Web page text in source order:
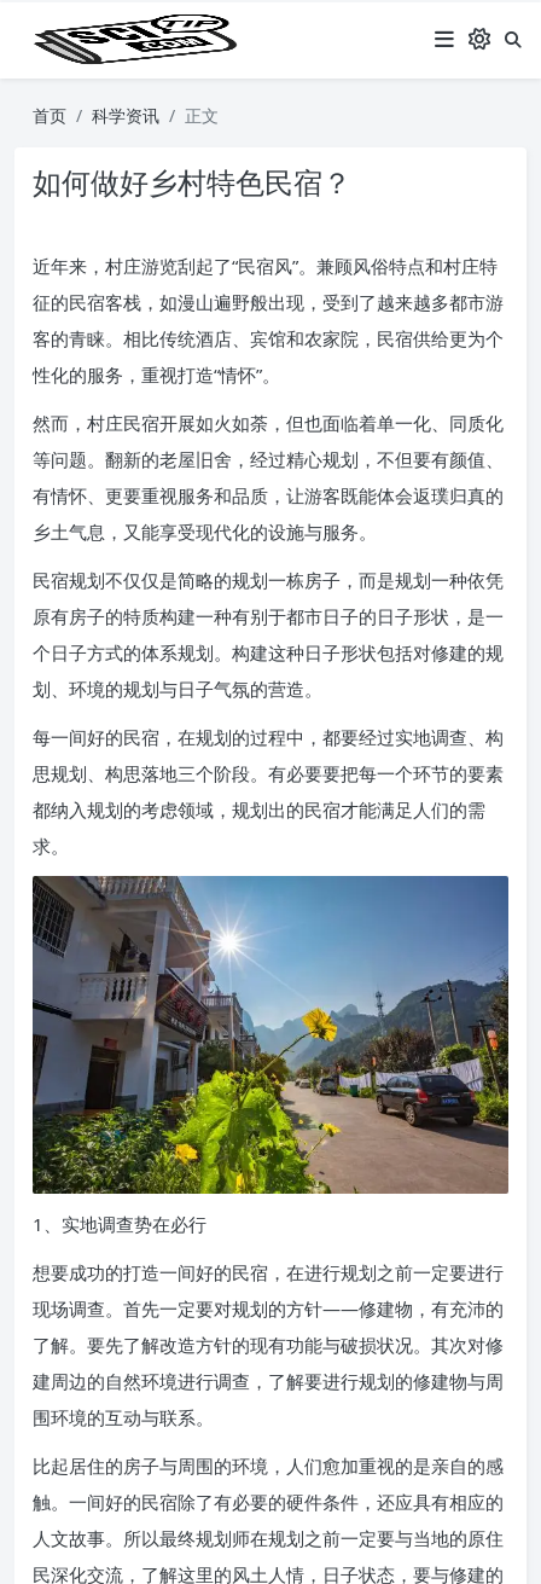
首页 科学资讯 正文
如何做好乡村特色民宿？
近年来，村庄游览刮起了“民宿风”。兼顾风俗特点和村庄特
征的民宿客栈，如漫山遍野般出现，受到了越来越多都市游
客的青睐。相比传统酒店、宾馆和农家院，民宿供给更为个
性化的服务，重视打造“情怀”。
然而，村庄民宿开展如火如荼，但也面临着单一化、同质化
等问题。翻新的老屋旧舍，经过精心规划，不但要有颜值、
有情怀、更要重视服务和品质，让游客既能体会返璞归真的
乡土气息，又能享受现代化的设施与服务。
民宿规划不仅仅是简略的规划一栋房子，而是规划一种依凭
原有房子的特质构建一种有别于都市日子的日子形状，是一
个日子方式的体系规划。构建这种日子形状包括对修建的规
划、环境的规划与日子气氛的营造。
每一间好的民宿，在规划的过程中，都要经过实地调查、构
思规划、构思落地三个阶段。有必要要把每一个环节的要素
都纳入规划的考虑领域，规划出的民宿才能满足人们的需
求。
1、实地调查势在必行
想要成功的打造一间好的民宿，在进行规划之前一定要进行
现场调查。首先一定要对规划的方针——修建物，有充沛的
了解。要先了解改造方针的现有功能与破损状况。其次对修
建周边的自然环境进行调查，了解要进行规划的修建物与周
围环境的互动与联系。
比起居住的房子与周围的环境，人们愈加重视的是亲自的感
触。一间好的民宿除了有必要的硬件条件，还应具有相应的
人文故事。所以最终规划师在规划之前一定要与当地的原住
民深化交流，了解这里的风土人情，日子状态，要与修建的